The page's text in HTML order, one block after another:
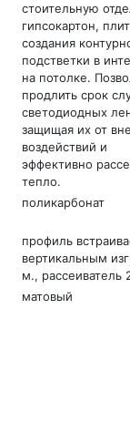
стоительную
гипсокартон,
создания
подстветки в
на потолке.
продлить срок
светодиодных
защищая их от
воздействий и
эффективно
тепло.
поликарбонат
профиль
вертикальным
м., рассеиватель
матовый